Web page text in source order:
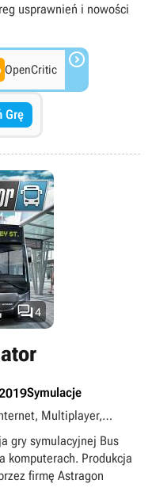
usprawnień i nowości
OpenCritic 
Grę
4
Symulacje
Multiplayer,
gry symulacyjnej Bus
komputerach. Produkcja
firmę Astragon